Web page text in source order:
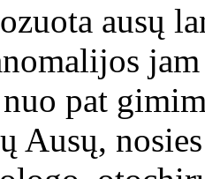
ausų
pat
Ausų,